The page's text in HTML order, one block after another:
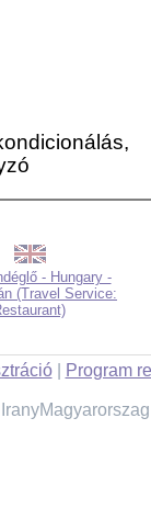
- Hungary -
(Travel Service:
| Program